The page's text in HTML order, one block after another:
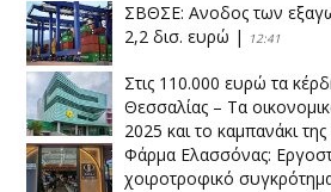
ΣΒΘΣΕ: Aνοδος των
2,2 δισ. ευρώ | 12:41
Στις 110.000 ευρώ τα
Θεσσαλίας – Τα
2025 και το καμπανάκι
Φάρμα Ελασσόνας:
χοιροτροφικό